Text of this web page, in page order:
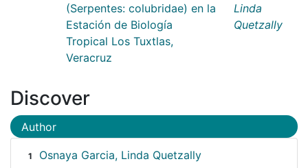
(Serpentes: colubridae) en la
Estación de Biología
Tropical Los Tuxtlas,
Veracruz
Linda
Quetzally
Discover
Author
1 Osnaya Garcia, Linda Quetzally